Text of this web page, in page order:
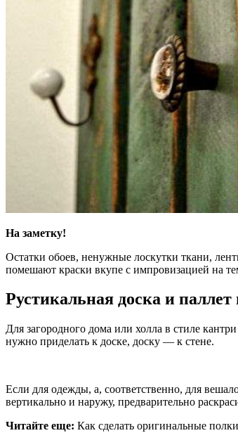
На заметку!
Остатки обоев, ненужные лоскутки ткани,
помешают краски вкупе с импровизацией на
Рустикальная доска и
Для загородного дома или холла в стиле
нужно приделать к доске, доску — к стене.
Если для одежды, а, соответственно, для
вертикально и наружу, предварительно
Читайте еще: Как сделать оригинальные